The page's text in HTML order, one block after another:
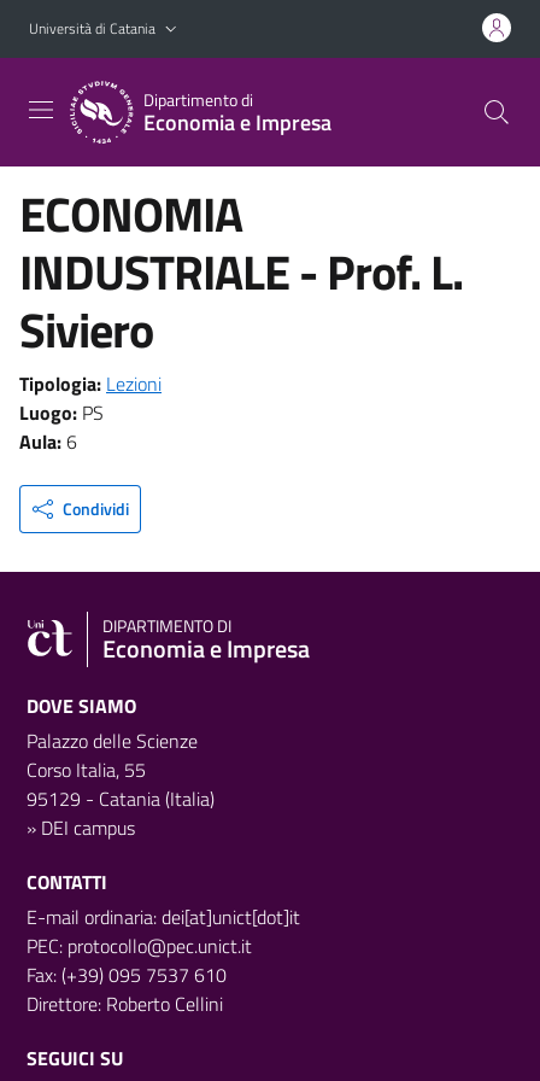
Vai al contenuto principale
Vai al menu di navigazione
Università di Catania
Dipartimento di
Economia e Impresa
ECONOMIA
INDUSTRIALE - Prof. L.
Siviero
Tipologia: Lezioni
Luogo: PS
Aula:6
Condividi
DIPARTIMENTO DI
Economia e Impresa
DOVE SIAMO
Palazzo delle Scienze
Corso Italia, 55
95129 - Catania (Italia)
» DEI campus
CONTATTI
E-mail ordinaria: dei[at]unict[dot]it
PEC: protocollo@pec.unict.it
Fax: (+39) 095 7537 610
Direttore: Roberto Cellini
SEGUICI SU